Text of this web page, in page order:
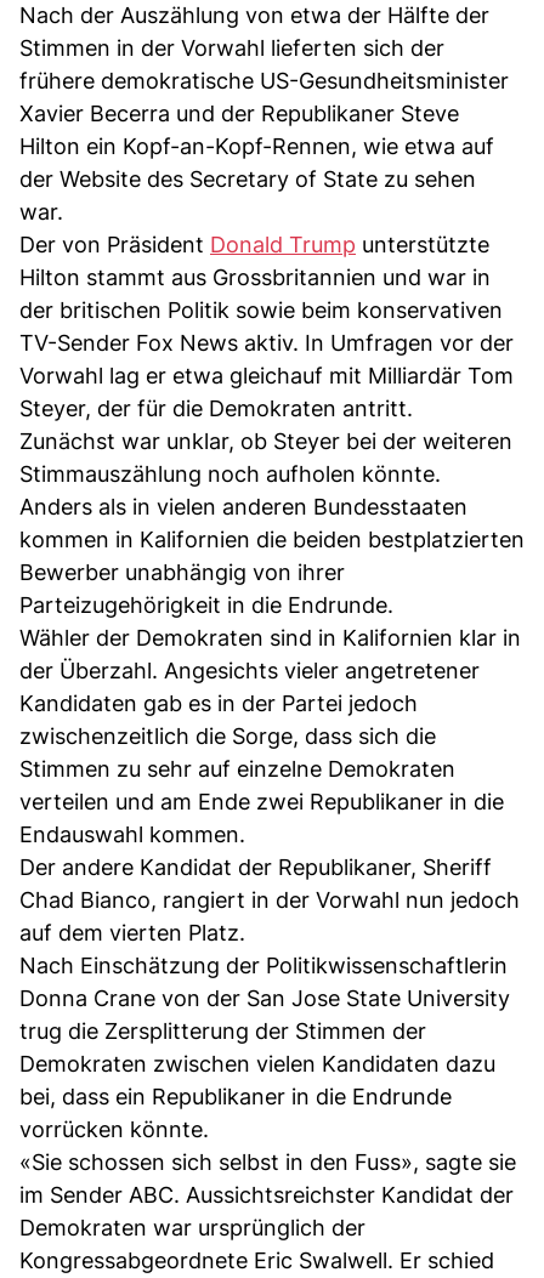
Nach der Auszählung von etwa der Hälfte der
Stimmen in der Vorwahl lieferten sich der
frühere demokratische US-Gesundheitsminister
Xavier Becerra und der Republikaner Steve
Hilton ein Kopf-an-Kopf-Rennen, wie etwa auf
der Website des Secretary of State zu sehen
war.
Der von Präsident Donald Trump unterstützte
Hilton stammt aus Grossbritannien und war in
der britischen Politik sowie beim konservativen
TV-Sender Fox News aktiv. In Umfragen vor der
Vorwahl lag er etwa gleichauf mit Milliardär Tom
Steyer, der für die Demokraten antritt.
Zunächst war unklar, ob Steyer bei der weiteren
Stimmauszählung noch aufholen könnte.
Anders als in vielen anderen Bundesstaaten
kommen in Kalifornien die beiden bestplatzierten
Bewerber unabhängig von ihrer
Parteizugehörigkeit in die Endrunde.
Wähler der Demokraten sind in Kalifornien klar in
der Überzahl. Angesichts vieler angetretener
Kandidaten gab es in der Partei jedoch
zwischenzeitlich die Sorge, dass sich die
Stimmen zu sehr auf einzelne Demokraten
verteilen und am Ende zwei Republikaner in die
Endauswahl kommen.
Der andere Kandidat der Republikaner, Sheriff
Chad Bianco, rangiert in der Vorwahl nun jedoch
auf dem vierten Platz.
Nach Einschätzung der Politikwissenschaftlerin
Donna Crane von der San Jose State University
trug die Zersplitterung der Stimmen der
Demokraten zwischen vielen Kandidaten dazu
bei, dass ein Republikaner in die Endrunde
vorrücken könnte.
«Sie schossen sich selbst in den Fuss», sagte sie
im Sender ABC. Aussichtsreichster Kandidat der
Demokraten war ursprünglich der
Kongressabgeordnete Eric Swalwell. Er schied